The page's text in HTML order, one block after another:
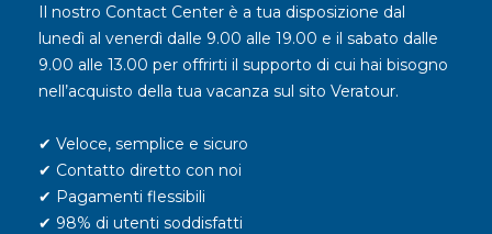
Il nostro Contact Center è a tua disposizione dal
lunedì al venerdì dalle 9.00 alle 19.00 e il sabato dalle
9.00 alle 13.00 per offrirti il supporto di cui hai bisogno
nell’acquisto della tua vacanza sul sito Veratour.
✔ Veloce, semplice e sicuro
✔ Contatto diretto con noi
✔ Pagamenti flessibili
✔ 98% di utenti soddisfatti